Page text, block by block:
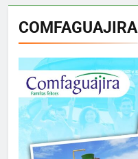
COMFAGUAJIRA